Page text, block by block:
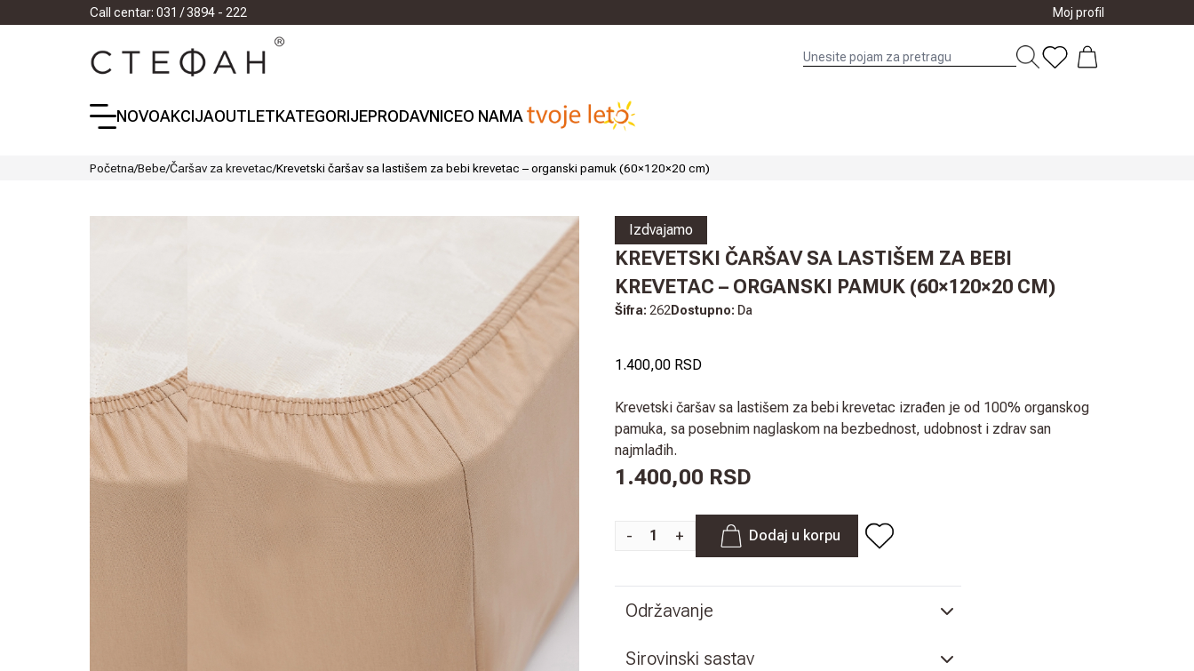
Call centar: 031 / 3894 - 222 Moj profil
NOVOAKCIJAOUTLETKATEGORIJEPRODAVNICEO NAMA
Početna/Bebe/Čaršav za krevetac/Krevetski čaršav sa lastišem za bebi krevetac – organski pamuk (60×120×20 cm)
Izdvajamo
KREVETSKI ČARŠAV SA LASTIŠEM ZA BEBI
KREVETAC – ORGANSKI PAMUK (60×120×20 CM)
Šifra: 262 Dostupno: Da
1.400,00 RSD
Krevetski čaršav sa lastišem za bebi krevetac izrađen je od 100% organskog
pamuka, sa posebnim naglaskom na bezbednost, udobnost i zdrav san
najmlađih.
1.400,00 RSD
- + Dodaj u korpu
Održavanje
Sirovinski sastav